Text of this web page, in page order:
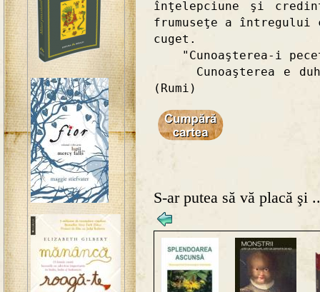
înţelepciune şi
frumuseţe a
cuget.
"Cunoaşterea-i
Cunoaşterea e
(Rumi)
S-ar putea să vă placă şi